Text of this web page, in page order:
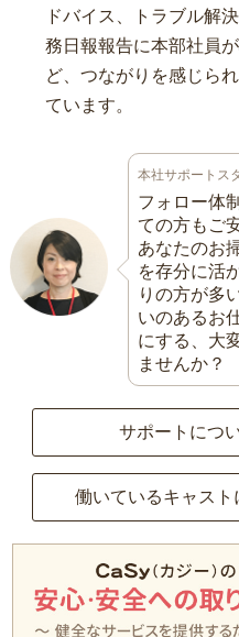
ドバイス、トラブル解
務日報報告に本部社員
ど、つながりを感じら
ています。
本社サポートス
フォロー体
ての方もご
あなたのお
を存分に活
りの方が多
いのあるお
にする、大
ませんか？
サポートにつ
働いているキャスト